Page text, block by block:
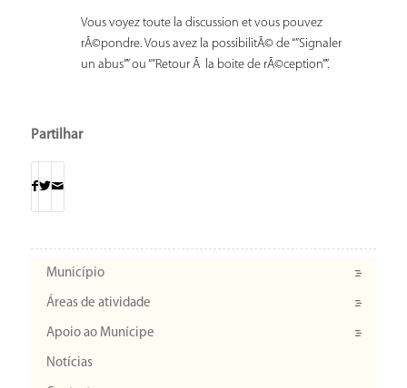
Vous voyez toute la discussion et vous pouvez
rÃ©pondre. Vous avez la possibilitÃ© de “”Signaler
un abus”” ou “”Retour Ã la boite de rÃ©ception””.
Partilhar
Município
Áreas de atividade
Apoio ao Munícipe
Notícias